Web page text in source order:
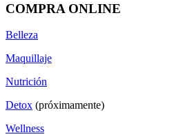
COMPRA ONLINE
Belleza
Maquillaje
Nutrición
Detox (próximamente)
Wellness